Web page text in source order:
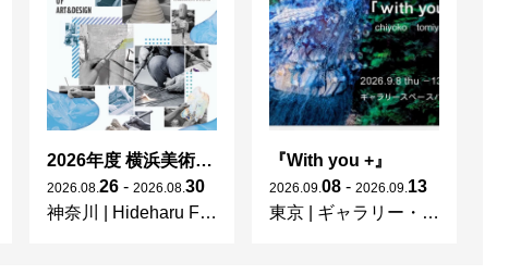
2026年度 横浜美術大学 助手・副手展
2026 08 26 - 2026 08 30
神奈川
Hideharu Fukasaku Gallery & Museum(FEI ART MUSEUM YOKOHAMA)
『With you +』
2026 09 08 - 2026 09 13
東京
ギャラリー・パウゼ